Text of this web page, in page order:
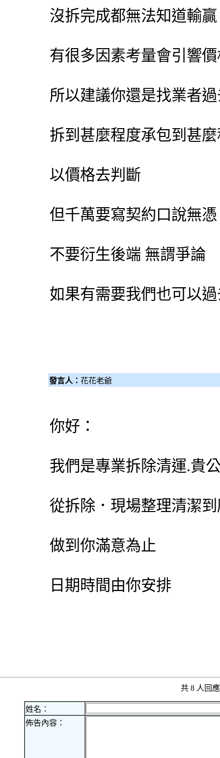
沒拆完成都無法知道輸贏
有很多因素考量會引響
所以建議你還是找業者
拆到甚麼程度承包到甚
以價格去判斷
但千萬要寫契約口說無憑
不要衍生後端 無謂爭論
如果有需要我們也可以
發言人： 花花老爺
你好：
我們是專業拆除清運.貴
從拆除．現場整理清潔
做到你滿意為止
日期時間由你安排
共 8 人回
姓名：
佈告內容：